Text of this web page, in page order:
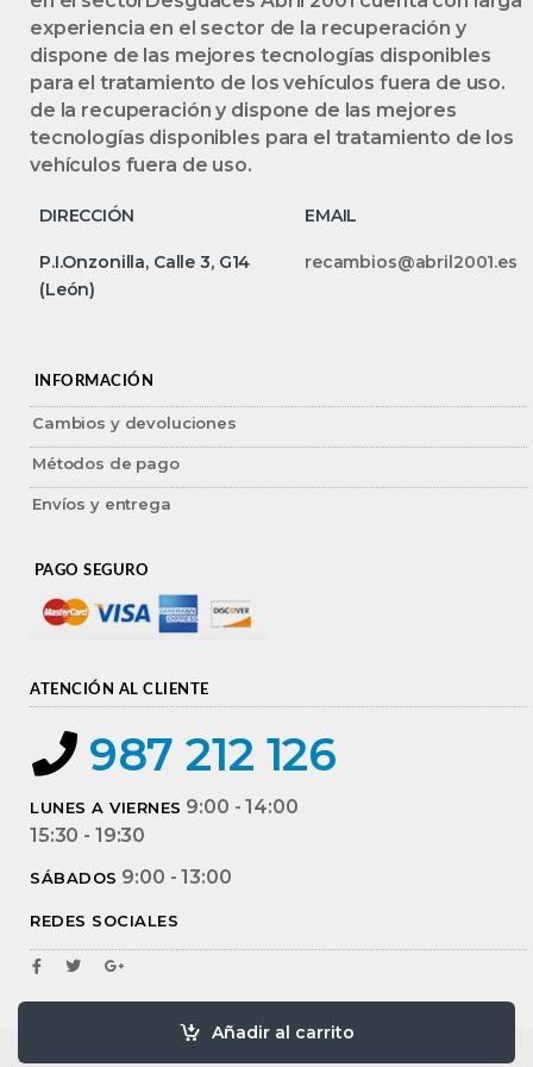
Añadir al carrito
experiencia en el sector de la recuperación y
dispone de las mejores tecnologías disponibles
para el tratamiento de los vehículos fuera de uso.
de la recuperación y dispone de las mejores
tecnologías disponibles para el tratamiento de los
vehículos fuera de uso.
DIRECCIÓN EMAIL
P.I.Onzonilla, Calle 3, G14
(León)
recambios@abril2001.es
INFORMACIÓN
Cambios y devoluciones
Métodos de pago
Envíos y entrega
PAGO SEGURO
ATENCIÓN AL CLIENTE
987 212 126
LUNES A VIERNES 9:00 - 14:00
15:30 - 19:30
SÁBADOS 9:00 - 13:00
REDES SOCIALES